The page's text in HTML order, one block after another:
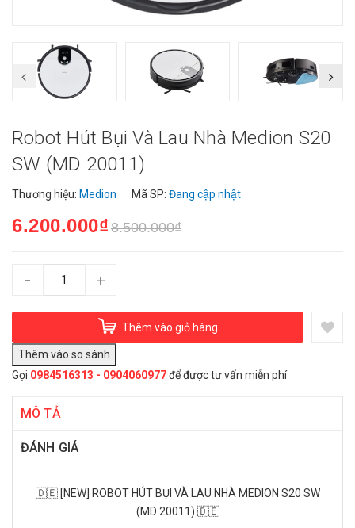
Robot Hút Bụi Và Lau Nhà Medion S20
SW (MD 20011)
Thương hiệu: Medion Mã SP: Đang cập nhật
6.200.000₫8.500.000₫
- +
Thêm vào giỏ hàng
Gọi 0984516313 - 0904060977để được tư vấn miễn phí
MÔ TẢ
ĐÁNH GIÁ
🇩🇪 [NEW] ROBOT HÚT BỤI VÀ LAU NHÀ MEDION S20 SW
(MD 20011) 🇩🇪